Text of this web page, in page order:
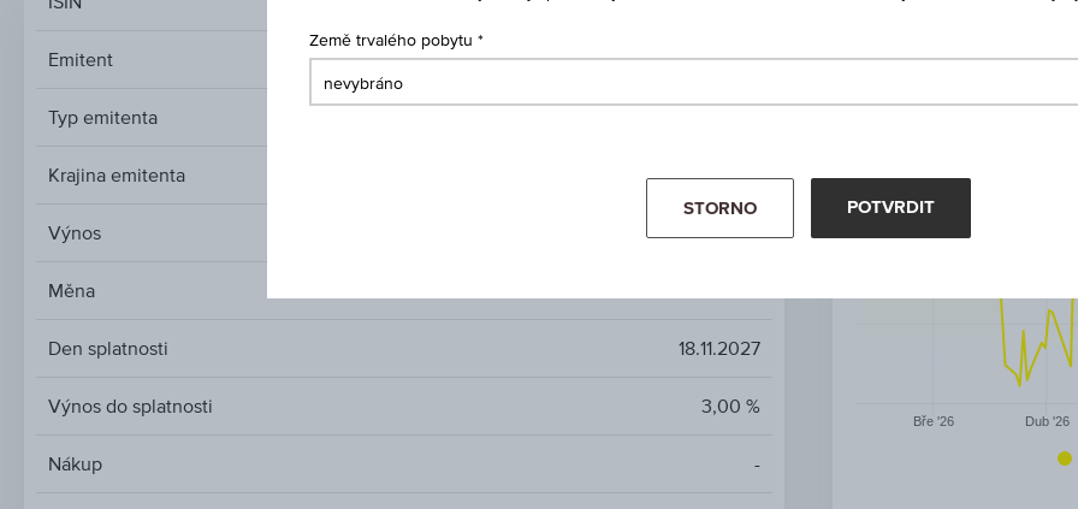
Emitent AbbVie Inc.
Typ emitenta
Krajina emitenta USA
Výnos 0,75 %
Měna
Den splatnosti 18.11.2027
Výnos do splatnosti 3,00 %
Nákup -
Bře '26 Dub '26
Země trvalého pobytu
STORNO POTVRDIT